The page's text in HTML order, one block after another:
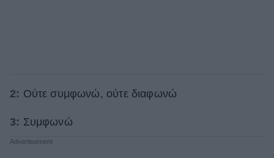
2: Ούτε συμφωνώ, ούτε διαφωνώ
3: Συμφωνώ